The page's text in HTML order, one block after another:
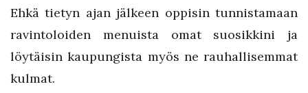
Ehkä tietyn ajan jälkeen oppisin tunnistamaan
ravintoloiden menuista omat suosikkini ja
löytäisin kaupungista myös ne rauhallisemmat
kulmat.